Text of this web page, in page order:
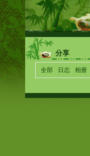
分享
全部 日志 相册